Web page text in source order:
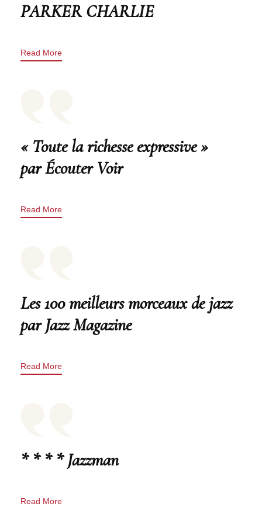
PARKER CHARLIE
Read More
« Toute la richesse expressive »
par Écouter Voir
Read More
Les 100 meilleurs morceaux de jazz
par Jazz Magazine
Read More
* * * * Jazzman
Read More